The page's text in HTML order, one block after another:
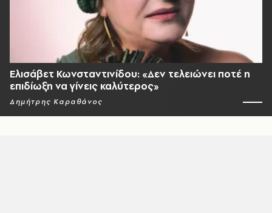
Ελισάβετ Κωνσταντινίδου: «Δεν τελειώνει ποτέ η
επιδίωξη να γίνεις καλύτερος»
Δημήτρης Καραθάνος